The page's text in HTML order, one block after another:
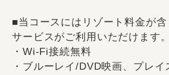
■当コースにはリゾート料金が
サービスがご利用いただけます。
・Wi-Fi接続無料
・ブルーレイ/DVD映画、プレ